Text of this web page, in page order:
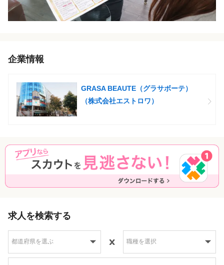
企業情報
GRASA BEAUTE（グラサボーテ）
（株式会社エストロワ）
求人を検索する